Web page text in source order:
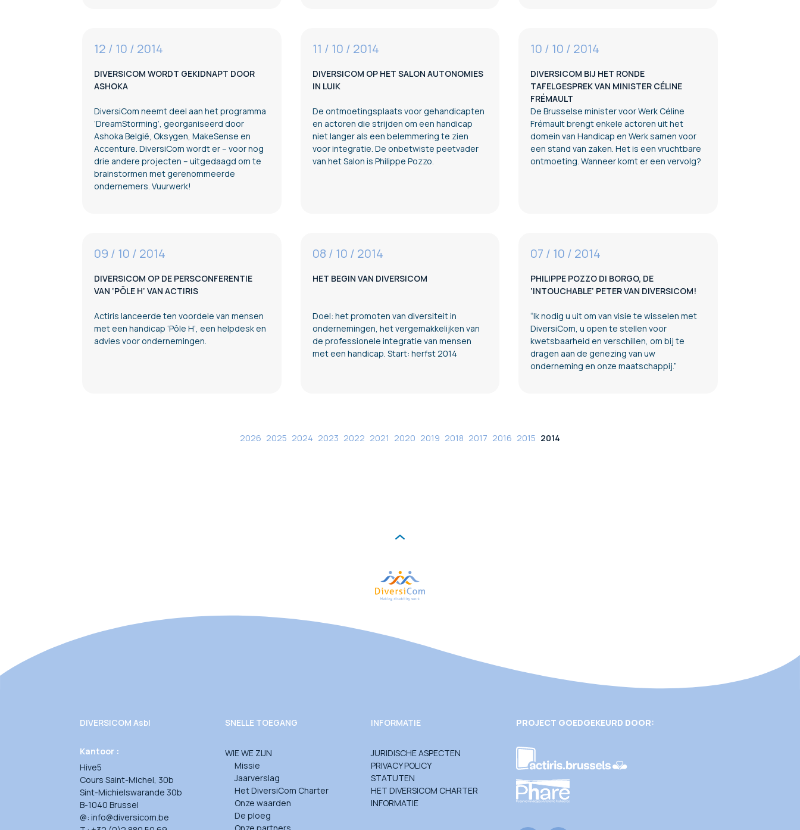
12 / 10 / 2014
DIVERSICOM WORDT GEKIDNAPT DOOR
ASHOKA
DiversiCom neemt deel aan het programma
‘DreamStorming’, georganiseerd door
Ashoka België, Oksygen, MakeSense en
Accenture. DiversiCom wordt er – voor nog
drie andere projecten – uitgedaagd om te
brainstormen met gerenommeerde
ondernemers. Vuurwerk!
11 / 10 / 2014
DIVERSICOM OP HET SALON AUTONOMIES
IN LUIK
De ontmoetingsplaats voor gehandicapten
en actoren die strijden om een handicap
niet langer als een belemmering te zien
voor integratie. De onbetwiste peetvader
van het Salon is Philippe Pozzo.
10 / 10 / 2014
DIVERSICOM BIJ HET RONDE
TAFELGESPREK VAN MINISTER CÉLINE
FRÉMAULT
De Brusselse minister voor Werk Céline
Frémault brengt enkele actoren uit het
domein van Handicap en Werk samen voor
een stand van zaken. Het is een vruchtbare
ontmoeting. Wanneer komt er een vervolg?
09 / 10 / 2014
DIVERSICOM OP DE PERSCONFERENTIE
VAN ‘PÔLE H’ VAN ACTIRIS
Actiris lanceerde ten voordele van mensen
met een handicap ‘Pôle H’, een helpdesk en
advies voor ondernemingen.
08 / 10 / 2014
HET BEGIN VAN DIVERSICOM
Doel: het promoten van diversiteit in
ondernemingen, het vergemakkelijken van
de professionele integratie van mensen
met een handicap. Start: herfst 2014
07 / 10 / 2014
PHILIPPE POZZO DI BORGO, DE
‘INTOUCHABLE’ PETER VAN DIVERSICOM!
“Ik nodig u uit om van visie te wisselen met
DiversiCom, u open te stellen voor
kwetsbaarheid en verschillen, om bij te
dragen aan de genezing van uw
onderneming en onze maatschappij.”
2026 2025 2024 2023 2022 2021 2020 2019 2018 2017 2016 2015 2014
DIVERSICOM Asbl
Kantoor :
Hive5
Cours Saint-Michel, 30b
Sint-Michielswarande 30b
B-1040 Brussel
@: info@diversicom.be
SNELLE TOEGANG
WIE WE ZIJN
Missie
Jaarverslag
Het DiversiCom Charter
Onze waarden
De ploeg
INFORMATIE
JURIDISCHE ASPECTEN
PRIVACY POLICY
STATUTEN
HET DIVERSICOM CHARTER
INFORMATIE
PROJECT GOEDGEKEURD DOOR: